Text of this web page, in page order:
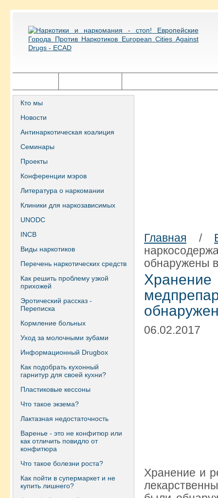
Кто мы
Новости
Антинаркотическая коалиция
Семинары
Проекты
Конференции мэров
Литература о наркомании
Клиники для наркозависимых
UNODC
INCB
Виды наркотиков
Перечень наркотических средств
Как решить проблему узкой
прихожей
Эротический рассказ -
Переписка
Кормление больных
Уход за молочными зубами
Информационный Drugbox
Как подобрать кухонный
гарнитур для своей кухни?
Пластиковые кессоны
Что такое экзема?
Лактазная недостаточность
Варенье - это не конфитюр или
как отличить повидло от
конфитюра
Что такое болезни роста?
Как пойти в супермаркет и не
купить лишнего?
Главная /
обнаружены
06.02.2017
Хранение и